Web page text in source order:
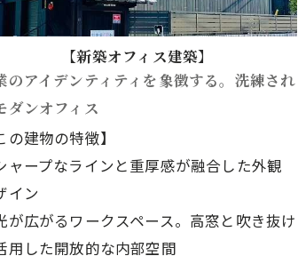
【新築オフィス建築】
のアイデンティティを象徴する。洗練され
ダンオフィス
の建物の特徴】
ープなラインと重厚感が融合した外観
イン
広がるワークスペース。高窓と吹き抜け
用した開放的な内部空間